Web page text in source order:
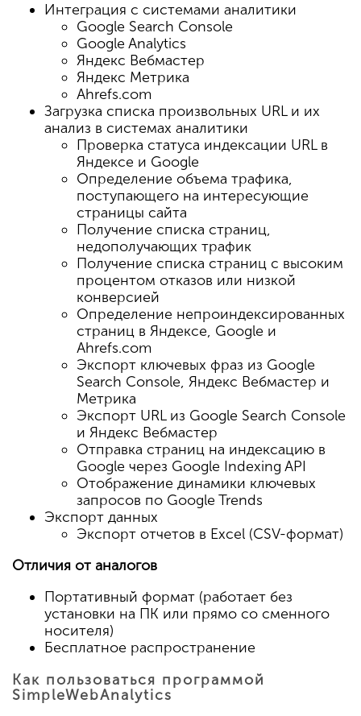
Интеграция с системами аналитики
Google Search Console
Google Analytics
Яндекс Вебмастер
Яндекс Метрика
Ahrefs.com
Загрузка списка произвольных URL и их
анализ в системах аналитики
Проверка статуса индексации URL в
Яндексе и Google
Определение объема трафика,
поступающего на интересующие
страницы сайта
Получение списка страниц,
недополучающих трафик
Получение списка страниц с высоким
процентом отказов или низкой
конверсией
Определение непроиндексированных
страниц в Яндексе, Google и
Ahrefs.com
Экспорт ключевых фраз из Google
Search Console, Яндекс Вебмастер и
Метрика
Экспорт URL из Google Search Console
и Яндекс Вебмастер
Отправка страниц на индексацию в
Google через Google Indexing API
Отображение динамики ключевых
запросов по Google Trends
Экспорт данных
Экспорт отчетов в Excel (CSV-формат)
Отличия от аналогов
Портативный формат (работает без
установки на ПК или прямо со сменного
носителя)
Бесплатное распространение
Как пользоваться программой
SimpleWebAnalytics